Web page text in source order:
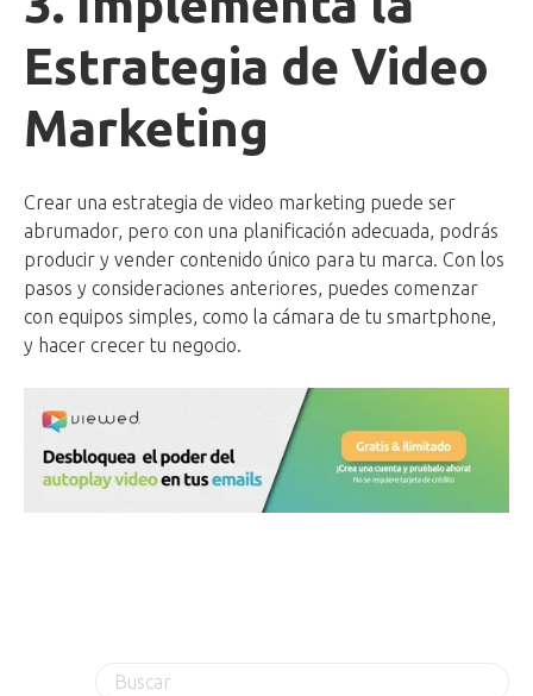
Estrategia de Video
Marketing
Crear una estrategia de video marketing puede ser
abrumador, pero con una planificación adecuada, podrás
producir y vender contenido único para tu marca. Con los
pasos y consideraciones anteriores, puedes comenzar
con equipos simples, como la cámara de tu smartphone,
y hacer crecer tu negocio.